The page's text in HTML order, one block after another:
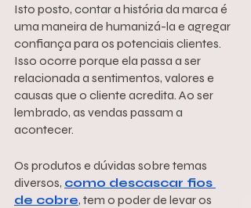
Isto posto, contar a história da marca é
uma maneira de humanizá-la e agregar
confiança para os potenciais clientes.
Isso ocorre porque ela passa a ser
relacionada a sentimentos, valores e
causas que o cliente acredita. Ao ser
lembrado, as vendas passam a
acontecer.
Os produtos e dúvidas sobre temas
diversos, como descascar fios
de cobre, tem o poder de levar os